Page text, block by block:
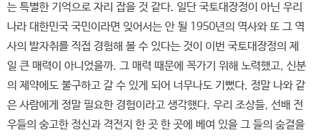
는 특별한 기억으로 자리 잡을 것 같다. 일단 국토대장정이 아닌 우리
나라 대한민국 국민이라면 잊어서는 안 될 1950년의 역사와 또 그 역
사의 발자취를 직접 경험해 볼 수 있다는 것이 이번 국토대장정의 제
일 큰 매력이 아니었을까. 그 매력 때문에 꼭가기 위해 노력했고, 신분
의 제약에도 불구하고 갈 수 있게 되어 너무나도 기뻤다. 정말 나와 같
은 사람에게 정말 필요한 경험이라고 생각했다. 우리 조상들, 선배 전
우들의 숭고한 정신과 격전지 한 곳 한 곳에 베여 있을 그 들의 숨결을